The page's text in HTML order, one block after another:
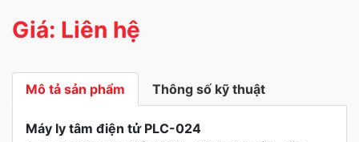
Giá: Liên hệ
Mô tả sản phẩm Thông số kỹ thuật
Máy ly tâm điện tử PLC-024